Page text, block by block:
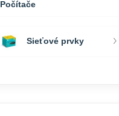
Počítače
Sieťové prvky